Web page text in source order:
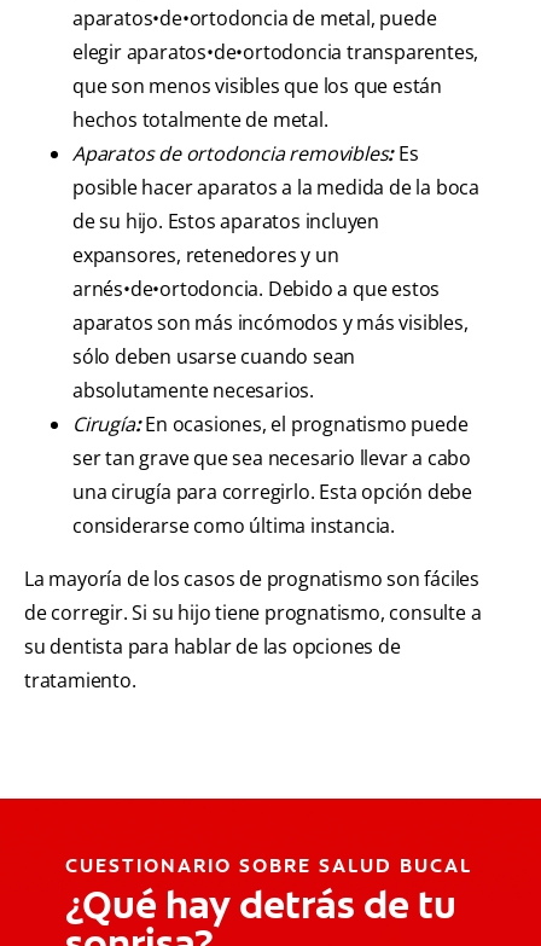
aparatos•de•ortodoncia de metal, puede
elegir aparatos•de•ortodoncia transparentes,
que son menos visibles que los que están
hechos totalmente de metal.
Aparatos de ortodoncia removibles:Es
posible hacer aparatos a la medida de la boca
de su hijo. Estos aparatos incluyen
expansores, retenedores y un
arnés•de•ortodoncia. Debido a que estos
aparatos son más incómodos y más visibles,
sólo deben usarse cuando sean
absolutamente necesarios.
Cirugía:En ocasiones, el prognatismo puede
ser tan grave que sea necesario llevar a cabo
una cirugía para corregirlo. Esta opción debe
considerarse como última instancia.
La mayoría de los casos de prognatismo son fáciles
de corregir. Si su hijo tiene prognatismo, consulte a
su dentista para hablar de las opciones de
tratamiento.
CUESTIONARIO SOBRE SALUD BUCAL
¿Qué hay detrás de tu